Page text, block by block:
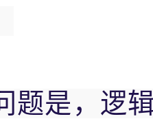
题是，逻